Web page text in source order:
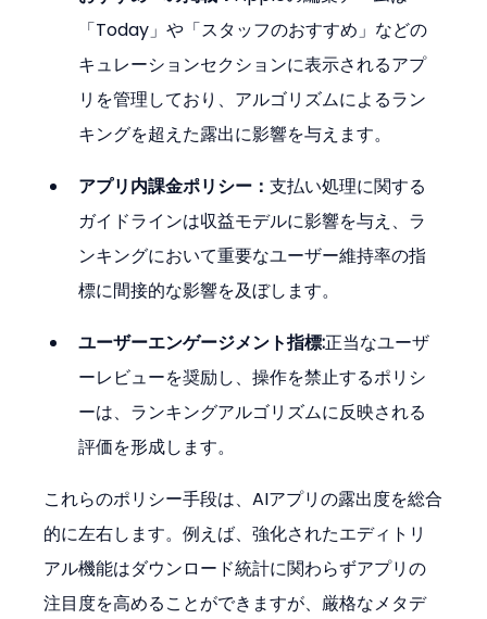
「Today」や「スタッフのおすすめ」などの
キュレーションセクションに表示されるアプ
リを管理しており、アルゴリズムによるラン
キングを超えた露出に影響を与えます。
アプリ内課金ポリシー：支払い処理に関する
ガイドラインは収益モデルに影響を与え、ラ
ンキングにおいて重要なユーザー維持率の指
標に間接的な影響を及ぼします。
ユーザーエンゲージメント指標:正当なユーザ
ーレビューを奨励し、操作を禁止するポリシ
ーは、ランキングアルゴリズムに反映される
評価を形成します。
これらのポリシー手段は、AIアプリの露出度を総合
的に左右します。例えば、強化されたエディトリ
アル機能はダウンロード統計に関わらずアプリの
注目度を高めることができますが、厳格なメタデ